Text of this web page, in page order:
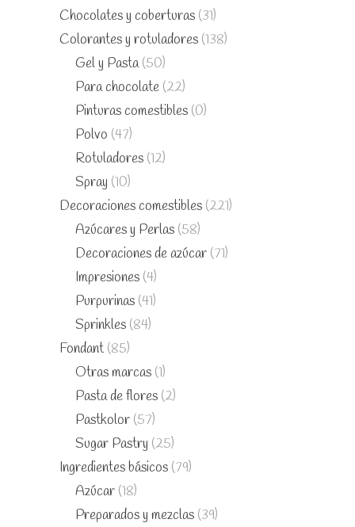
Chocolates y coberturas (31)
Colorantes y rotuladores (138)
Gel y Pasta (50)
Para chocolate (22)
Pinturas comestibles (0)
Polvo (47)
Rotuladores (12)
Spray (10)
Decoraciones comestibles (221)
Azúcares y Perlas (58)
Decoraciones de azúcar (71)
Impresiones (4)
Purpurinas (41)
Sprinkles (84)
Fondant (85)
Otras marcas (1)
Pasta de flores (2)
Pastkolor (57)
Sugar Pastry (25)
Ingredientes básicos (79)
Azúcar (18)
Preparados y mezclas (39)